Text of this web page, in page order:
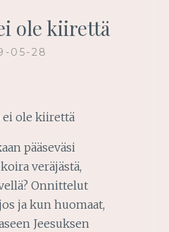
ole kiirettä
05-28
pääseväsi
veräjästä,
Onnittelut
ja kun huomaat,
Jeesuksen